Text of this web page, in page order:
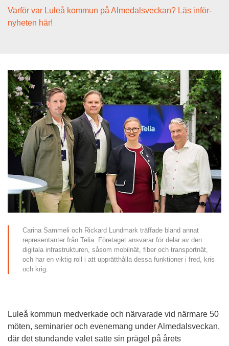
Varför var Luleå kommun på Almedalsveckan? Läs inför-
nyheten här!
Carina Sammeli och Rickard Lundmark träffade bland annat
representanter från Telia. Företaget ansvarar för delar av den
digitala infrastrukturen, såsom mobilnät, fiber och transportnät,
och har en viktig roll i att upprätthålla dessa funktioner i fred, kris
och krig.
Luleå kommun medverkade och närvarade vid närmare 50
möten, seminarier och evenemang under Almedalsveckan,
där det stundande valet satte sin prägel på årets